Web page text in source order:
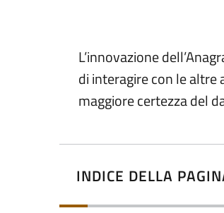
L’innovazione
di interagire con le
maggiore certezza del
INDICE DELLA